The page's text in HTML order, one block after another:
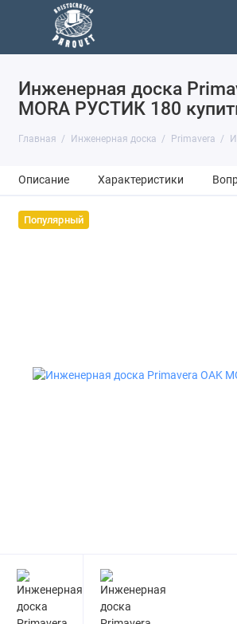
Инженерная доска
MORA РУСТИК 180
Главная Инженерная доска Primavera
Описание Характеристики
Популярный